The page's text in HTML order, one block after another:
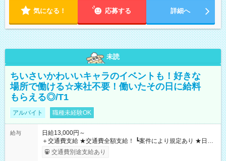
気になる！ 応募する 詳細へ
未読
ちいさいかわいいキャラのイベントも！好きな
場所で働ける☆来社不要！働いたその日に給料
もらえる◎/T1
アルバイト 職種未経験OK
給与
日給13,000円～
＋交通費支給 ★交通費全額支給！ ┗案件により規定あり ★日払
いOK！（規定あり） ┗働いたその日に現金GET♪ お仕事後はコ
ンビニATMから 日払い分を引き落とせます！ 【試用期間】試
交通費別途支給あり